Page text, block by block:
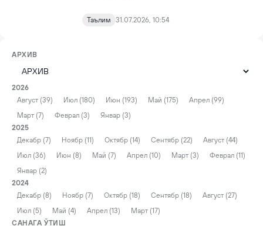
Таълим 31.07.2026, 10:54
АРХИВ
2026
Август (39)
Июл (180) Июн (193) Май (175)
Апрел (99)
Март (7)
Феврал (3)
Январ (3)
2025
Декабр (7)
Ноябр (11) Октябр (14) Сентябр (22)
Август (44)
Июл (36)
Июн (8) Май (7) Апрел (10) Март (3)
Феврал (11)
Январ (2)
2024
Декабр (8)
Ноябр (7) Октябр (18) Сентябр (18)
Август (27)
Июл (5)
Май (4) Апрел (13)
Март (17)
САНАГА ЎТИШ